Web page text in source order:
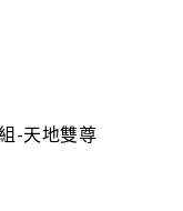
-天地雙尊